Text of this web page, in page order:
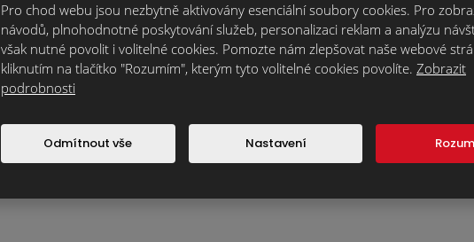
Pro chod webu jsou nezbytně aktivovány esenciální soubory cookies. Pro
návodů, plnohodnotné poskytování služeb, personalizaci reklam a analýzu
však nutné povolit i volitelné cookies. Pomozte nám zlepšovat naše webové
kliknutím na tlačítko "Rozumím", kterým tyto volitelné cookies povolíte. Zobrazit
podrobnosti
Odmítnout vše Nastavení